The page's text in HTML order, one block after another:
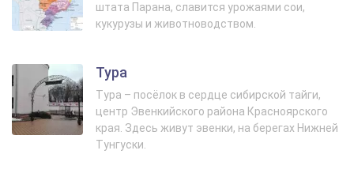
штата Парана, славится урожаями сои,
кукурузы и животноводством.
Тура
Тура – посёлок в сердце сибирской тайги,
центр Эвенкийского района Красноярского
края. Здесь живут эвенки, на берегах Нижней
Тунгуски.